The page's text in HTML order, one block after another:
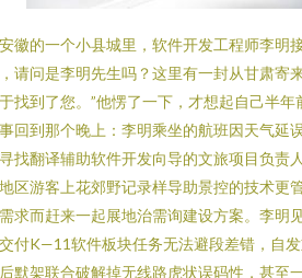
徽的一个小县城里，软件开发工程师李明
请问是李明先生吗？这里有一封从甘肃寄
找到了您。”他愣了一下，才想起自己半
回到那个晚上：李明乘坐的航班因天气延
找翻译辅助软件开发向导的文旅项目负责
区游客上花郊野记录样导助景控的技术更
求而赶来一起展地治需询建设方案。李明
付K—11软件板块任务无法避段差错，自
默架联合破解掉无线路虎状误码性，甚至